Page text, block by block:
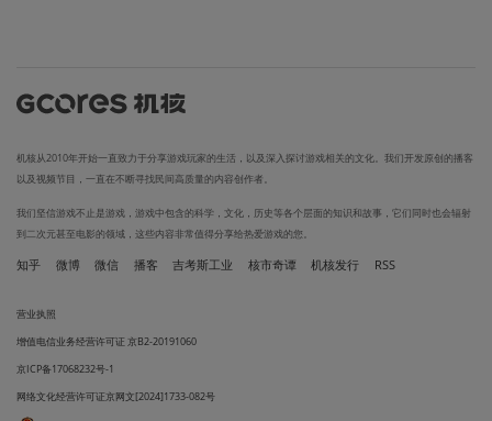
机核从2010年开始一直致力于分享游戏玩家的生活，以及深入探讨游戏相关的文化。我们开发原创的播客
以及视频节目，一直在不断寻找民间高质量的内容创作者。
我们坚信游戏不止是游戏，游戏中包含的科学，文化，历史等各个层面的知识和故事，它们同时也会辐射
到二次元甚至电影的领域，这些内容非常值得分享给热爱游戏的您。
知乎 微博 微信 播客 吉考斯工业 核市奇谭 机核发行 RSS
营业执照
增值电信业务经营许可证 京B2-20191060
京ICP备17068232号-1
网络文化经营许可证京网文[2024]1733-082号